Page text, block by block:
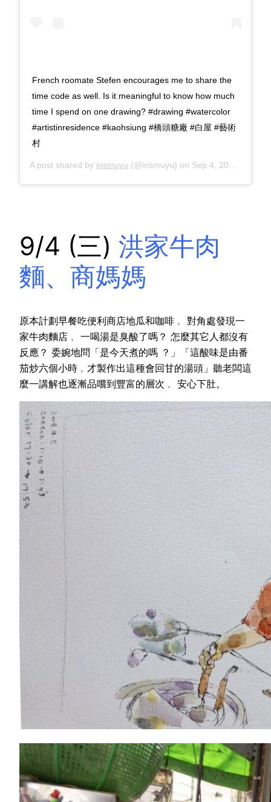
French roomate Stefen encourages me to share the
time code as well. Is it meaningful to know how much
time I spend on one drawing? #drawing #watercolor
#artistinresidence #kaohsiung #橋頭糖廠 #白屋 #藝術
村
A post shared by irismuyu (@irismuyu) on Sep 4, 2019 at 11:19pm PDT
9/4 (三) 洪家牛肉
麵、商媽媽
原本計劃早餐吃便利商店地瓜和咖啡﹐ 對角處發現一
家牛肉麵店﹐ 一喝湯是臭酸了嗎？ 怎麼其它人都沒有
反應？ 委婉地問「是今天煮的嗎 ？」「這酸味是由番
茄炒六個小時﹐才製作出這種會回甘的湯頭」聽老闆這
麼一講解也逐漸品嚐到豐富的層次﹐ 安心下肚。